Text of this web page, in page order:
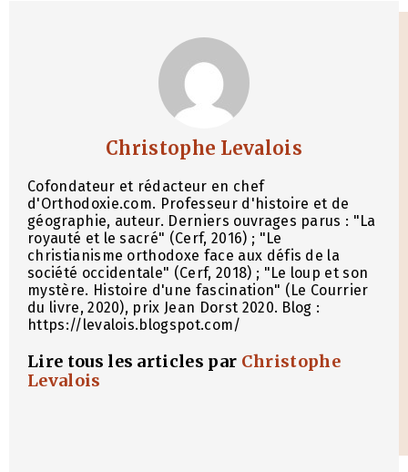
Christophe Levalois
Cofondateur et rédacteur en chef
d'Orthodoxie.com. Professeur d'histoire et de
géographie, auteur. Derniers ouvrages parus : "La
royauté et le sacré" (Cerf, 2016) ; "Le
christianisme orthodoxe face aux défis de la
société occidentale" (Cerf, 2018) ; "Le loup et son
mystère. Histoire d'une fascination" (Le Courrier
du livre, 2020), prix Jean Dorst 2020. Blog :
https://levalois.blogspot.com/
Lire tous les articles par Christophe
Levalois